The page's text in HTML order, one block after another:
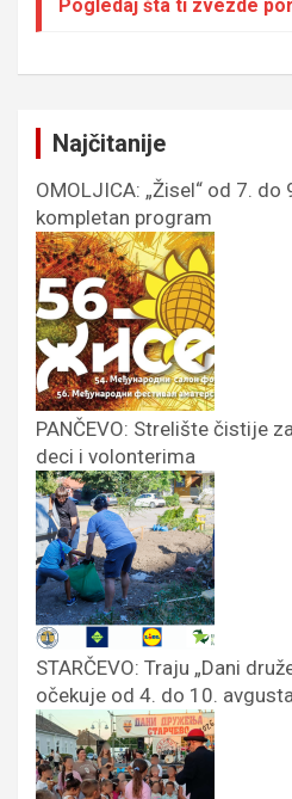
Pogledaj šta ti zvezde
Najčitanije
OMOLJICA: „Žisel“ od 7.
kompletan program
PANČEVO: Strelište čistije
deci i volonterima
STARČEVO: Traju „Dani
očekuje od 4. do 10.